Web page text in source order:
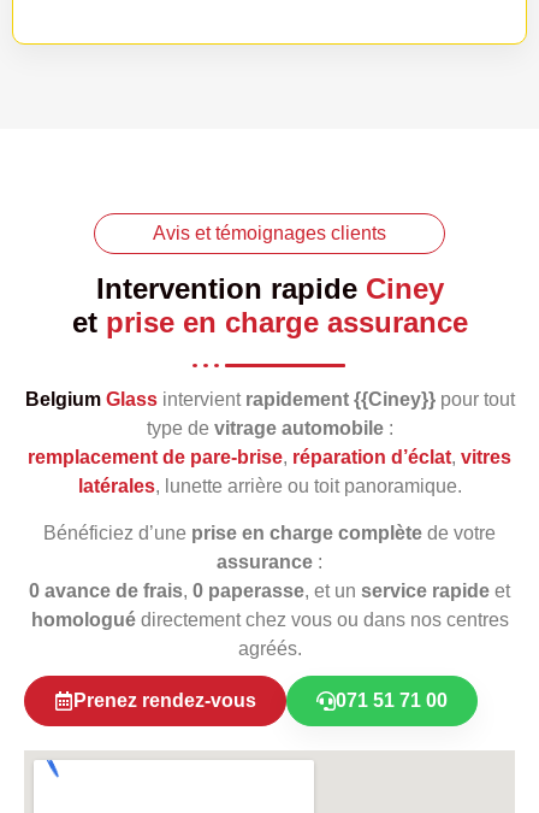
Avis et témoignages clients
Intervention rapide Ciney
et prise en charge assurance
Belgium Glassintervient rapidement {{Ciney}}pour tout
type de vitrage automobile:
remplacement de pare‑brise, réparation d’éclat, vitres
latérales, lunette arrière ou toit panoramique.
Bénéficiez d’une prise en charge complète de votre
assurance :
0 avance de frais, 0 paperasse, et un service rapide et
homologuédirectement chez vous ou dans nos centres
agréés.
Prenez rendez-vous 071 51 71 00